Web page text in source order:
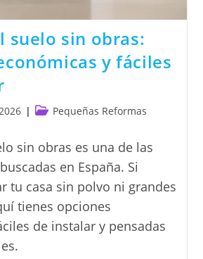
suelo sin obras:
y fáciles
Categoría
entrada:
Pequeñas Reformas
sin obras es una de las
en España. Si
tu casa sin polvo ni grandes
tienes opciones
de instalar y pensadas